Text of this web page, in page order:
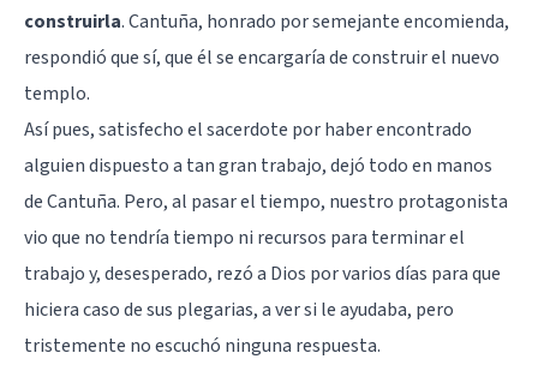
construirla. Cantuña, honrado por semejante encomienda,
respondió que sí, que él se encargaría de construir el nuevo
templo.
Así pues, satisfecho el sacerdote por haber encontrado
alguien dispuesto a tan gran trabajo, dejó todo en manos
de Cantuña. Pero, al pasar el tiempo, nuestro protagonista
vio que no tendría tiempo ni recursos para terminar el
trabajo y, desesperado, rezó a Dios por varios días para que
hiciera caso de sus plegarias, a ver si le ayudaba, pero
tristemente no escuchó ninguna respuesta.